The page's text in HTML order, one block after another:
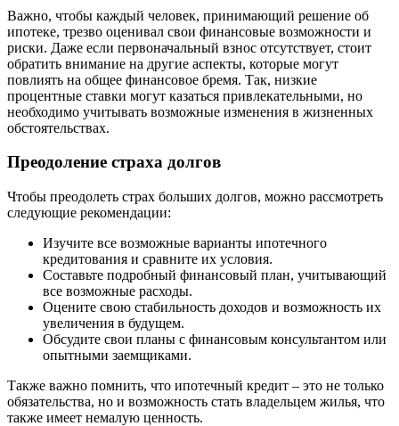
Важно, чтобы каждый человек, принимающий решение об
ипотеке, трезво оценивал свои финансовые возможности и
риски. Даже если первоначальный взнос отсутствует, стоит
обратить внимание на другие аспекты, которые могут
повлиять на общее финансовое бремя. Так, низкие
процентные ставки могут казаться привлекательными, но
необходимо учитывать возможные изменения в жизненных
обстоятельствах.
Преодоление страха долгов
Чтобы преодолеть страх больших долгов, можно рассмотреть
следующие рекомендации:
Изучите все возможные варианты ипотечного
кредитования и сравните их условия.
Составьте подробный финансовый план, учитывающий
все возможные расходы.
Оцените свою стабильность доходов и возможность их
увеличения в будущем.
Обсудите свои планы с финансовым консультантом или
опытными заемщиками.
Также важно помнить, что ипотечный кредит – это не только
обязательства, но и возможность стать владельцем жилья, что
также имеет немалую ценность.